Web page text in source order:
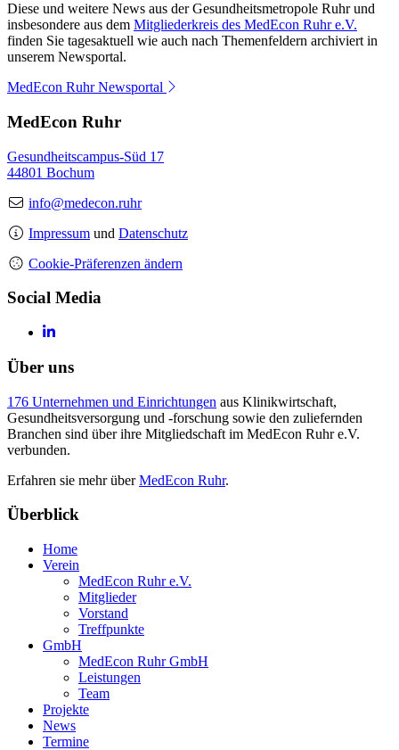
Diese und weitere News aus der Gesundheitsmetropole Ruhr und
insbesondere aus dem Mitgliederkreis des MedEcon Ruhr e.V.
finden Sie tagesaktuell wie auch nach Themenfeldern archiviert in
unserem Newsportal.
MedEcon Ruhr Newsportal
MedEcon Ruhr
Gesundheitscampus-Süd 17
44801 Bochum
info@medecon.ruhr
Impressum und Datenschutz
Cookie-Präferenzen ändern
Social Media
Über uns
176 Unternehmen und Einrichtungen aus Klinikwirtschaft,
Gesundheitsversorgung und -forschung sowie den zuliefernden
Branchen sind über ihre Mitgliedschaft im MedEcon Ruhr e.V.
verbunden.
Erfahren sie mehr überMedEcon Ruhr.
Überblick
Home
Verein
MedEcon Ruhr e.V.
Mitglieder
Vorstand
Treffpunkte
GmbH
MedEcon Ruhr GmbH
Leistungen
Team
Projekte
News
Termine